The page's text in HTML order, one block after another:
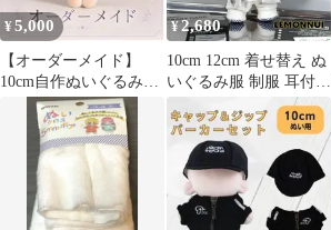
い ブラック 黒 ちび フ
ァッション 推しぬい 小
物
¥5,000
【オーダーメイド】
10cm自作ぬいぐるみ
（お顔簡易）
¥ 2,680
10cm 12cm 着せ替え ぬ
いぐるみ服 制服 耳付き
おおかみ ちびぬい 推し
活 推しぬい 綿人形 棉
花娃娃 ちびぬい服 ちび
ぐるみ コットンドール
綿人形 cotton doll-E039